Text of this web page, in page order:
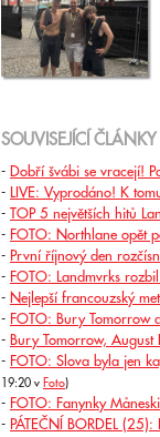
SOUVISEJÍCÍ ČLÁNKY
- Dobří švábi se vracejí!
- LIVE: Vyprodáno! K
- TOP 5 největších hitů
- FOTO: Northlane opět
- První říjnový den
- FOTO: Landmvrks
- Nejlepší francouzský
- FOTO: Bury Tomorrow
- Bury Tomorrow, August
- FOTO: Slova byla jen
19:20 v Foto)
- FOTO: Fanynky
- PÁTEČNÍ BORDEL